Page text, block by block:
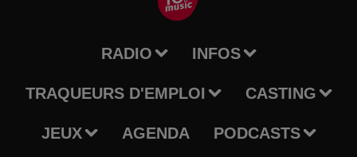
RADIO INFOS
TRAQUEURS D'EMPLOI CASTING
JEUX AGENDA PODCASTS